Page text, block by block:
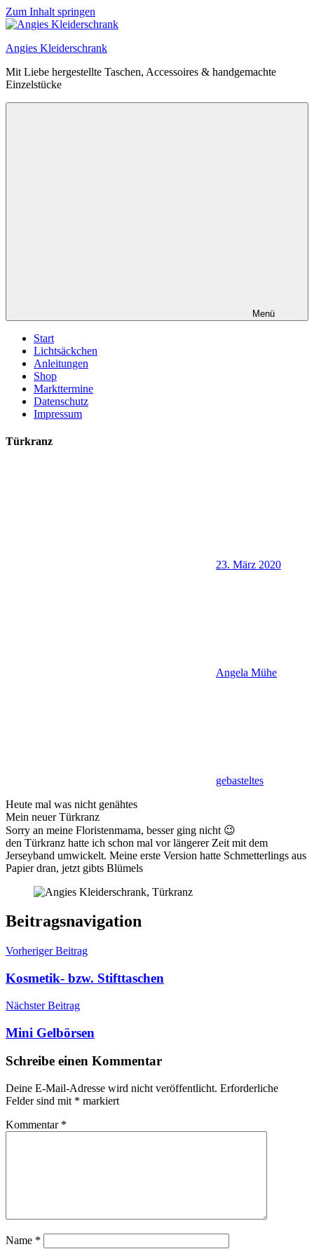
Zum Inhalt springen
Angies Kleiderschrank
Mit Liebe hergestellte Taschen, Accessoires & handgemachte
Einzelstücke
Menü
Start
Lichtsäckchen
Anleitungen
Shop
Markttermine
Datenschutz
Impressum
Türkranz
23. März 2020
Angela Mühe
gebasteltes
Heute mal was nicht genähtes
Mein neuer Türkranz
Sorry an meine Floristenmama, besser ging nicht 😉
den Türkranz hatte ich schon mal vor längerer Zeit mit dem
Jerseyband umwickelt. Meine erste Version hatte Schmetterlings aus
Papier dran, jetzt gibts Blümels
Beitragsnavigation
Vorheriger Beitrag
Kosmetik- bzw. Stifttaschen
Nächster Beitrag
Mini Gelbörsen
Schreibe einen Kommentar
Deine E-Mail-Adresse wird nicht veröffentlicht. Erforderliche
Felder sind mit * markiert
Kommentar *
Name *